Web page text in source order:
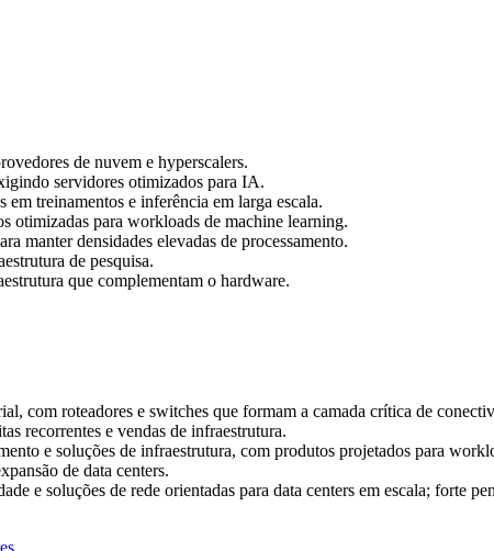
de nuvem e hyperscalers.
servidores otimizados para IA.
treinamentos e inferência em larga escala.
otimizadas para workloads de machine learning.
manter densidades elevadas de processamento.
de pesquisa.
que complementam o hardware.
com roteadores e switches que formam a camada crítica de
recorrentes e vendas de infraestrutura.
e soluções de infraestrutura, com produtos projetados para
de data centers.
e soluções de rede orientadas para data centers em escala; forte